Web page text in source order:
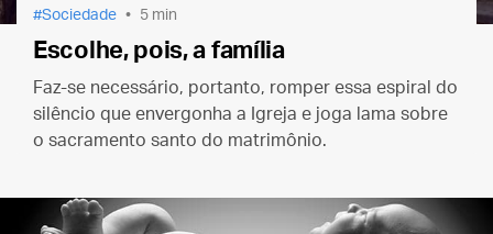
Sociedade 5 min
Escolhe, pois, a família
Faz-se necessário, portanto, romper essa espiral do
silêncio que envergonha a Igreja e joga lama sobre
o sacramento santo do matrimônio.